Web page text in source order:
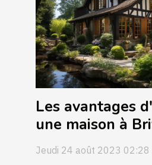
Les avantages
une maison à
Gaillarde
Jeudi 24 août 2023 02:28